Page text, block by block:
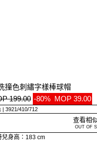
撞色刺繡字樣棒球帽
199.00 -80% MOP 39.00
3921/410/712
查看相
OUT OF
兒身高：183 cm